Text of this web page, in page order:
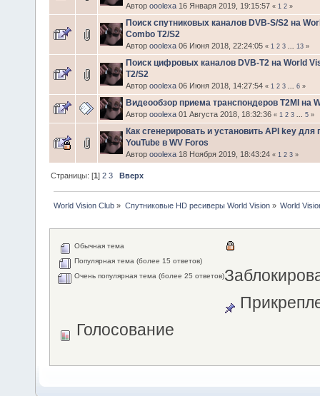
Автор ooolexa 16 Января 2019, 19:15:57 « 1 2 »
Поиск спутниковых каналов DVB-S/S2 на
Combo T2/S2
Автор ooolexa 06 Июня 2018, 22:24:05 « 1 2 3 13 »
Поиск цифровых каналов DVB-T2 на World
T2/S2
Автор ooolexa 06 Июня 2018, 14:27:54 « 1 2 3 6 »
Видеообзор приема транспондеров T2MI на
Автор ooolexa 01 Августа 2018, 18:32:36 « 1 2 3 5 »
Как сгенерировать и установить API key
YouTube в WV Foros
Автор ooolexa 18 Ноября 2019, 18:43:24 « 1 2 3 »
Страницы: [1]2 3 Вверх
World Vision Club » Спутниковые HD ресиверы World Vision» World
Обычная тема
Популярная тема (более 15 ответов)
Очень популярная тема (более 25 ответов)
Голосование